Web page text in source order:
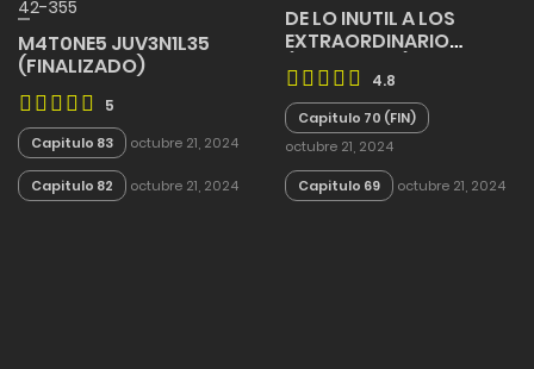
M4T0NE5 JUV3N1L35
(FINALIZADO)
5
Capitulo 83 octubre 21, 2024
Capitulo 82 octubre 21, 2024
DE LO INUTIL A LOS
EXTRAORDINARIO
(FINALIZADO)
4.8
Capitulo 70 (FIN)
octubre 21, 2024
Capitulo 69 octubre 21, 2024